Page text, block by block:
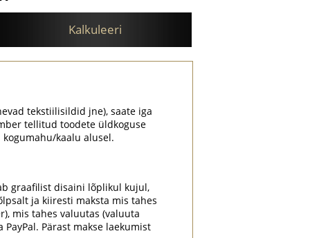
Kalkuleeri
tekstiilisildid jne), saate iga
tellitud toodete üldkoguse
kaalu alusel.
graafilist disaini lõplikul kujul,
ja kiiresti maksta mis tahes
mis tahes valuutas (valuuta
Pärast makse laekumist